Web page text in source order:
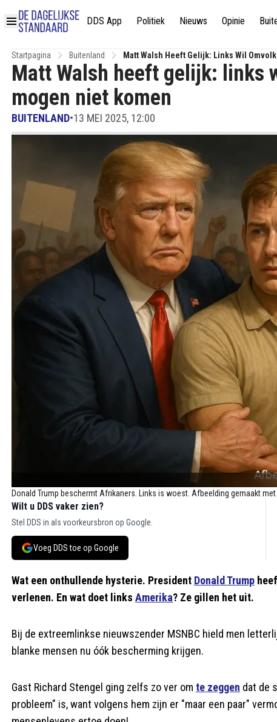
DDS App Politiek Nieuws Opinie
Startpagina Buitenland Matt Walsh Heeft Gelijk: Links Wil
Donald Trump beschermt Afrikaners. Links is woest. Afbeelding gemaakt met
Matt Walsh heeft gelijk: links
mogen niet komen
BUITENLAND•13 MEI 2025, 12:00
Wilt u DDS vaker zien?
Stel DDS in als voorkeursbron op Google.
Voeg DDS toe op Google
Wat een onthullende hysterie. President Donald Trump
verlenen. En wat doet links Amerika? Ze gillen het uit.
Bij de extreemlinkse nieuwszender MSNBC hield men
blanke mensen nu óók bescherming krijgen.
Gast Richard Stengel ging zelfs zo ver om te zeggen dat de
probleem" is, want volgens hem zijn er "maar een paar"